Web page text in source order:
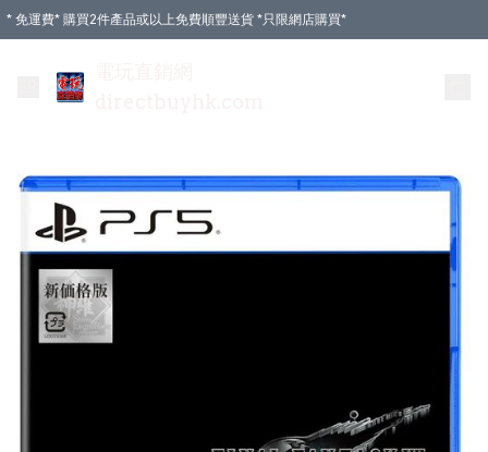
* 免運費* 購買2件產品或以上免費順豐送貨 *只限網店購買*